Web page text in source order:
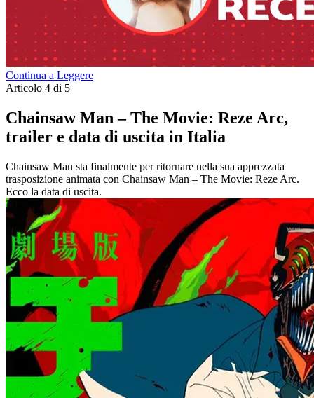
Continua a Leggere
Articolo 4 di 5
Chainsaw Man – The Movie: Reze Arc,
trailer e data di uscita in Italia
Chainsaw Man sta finalmente per ritornare nella sua apprezzata
trasposizione animata con Chainsaw Man – The Movie: Reze Arc.
Ecco la data di uscita.